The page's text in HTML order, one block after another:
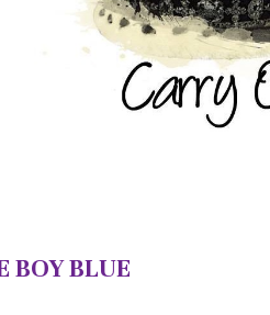
BOY BLUE